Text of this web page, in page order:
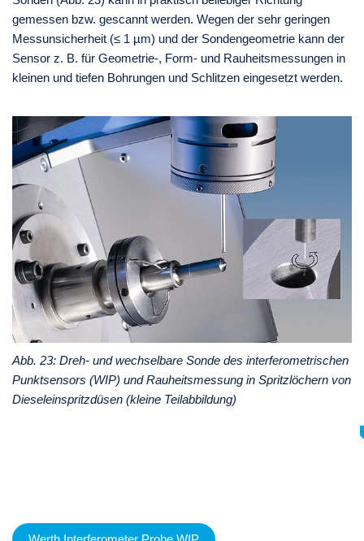
gemessen bzw. gescannt werden. Wegen der sehr geringen
Messunsicherheit (≤ 1 µm) und der Sondengeometrie kann der
Sensor z. B. für Geometrie-, Form- und Rauheitsmessungen in
kleinen und tiefen Bohrungen und Schlitzen eingesetzt werden.
Abb. 23: Dreh- und wechselbare Sonde des interferometrischen
Punktsensors (WIP) und Rauheitsmessung in Spritzlöchern von
Dieseleinspritzdüsen (kleine Teilabbildung)